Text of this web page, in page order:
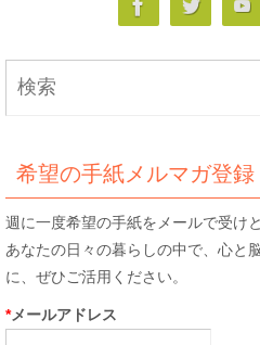
希望の手紙メルマガ登録
週に一度希望の手紙をメールで受け
あなたの日々の暮らしの中で、心と
に、ぜひご活用ください。
*メールアドレス